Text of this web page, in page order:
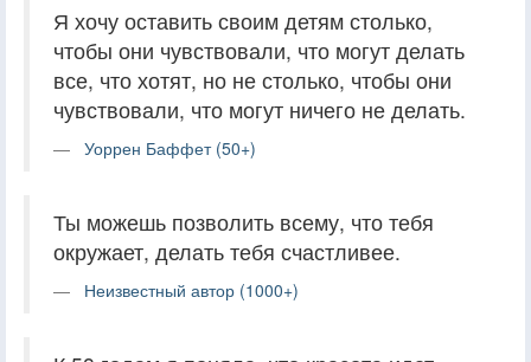
Я хочу оставить своим детям столько,
чтобы они чувствовали, что могут делать
все, что хотят, но не столько, чтобы они
чувствовали, что могут ничего не делать.
Уоррен Баффет (50+)
Ты можешь позволить всему, что тебя
окружает, делать тебя счастливее.
Неизвестный автор (1000+)